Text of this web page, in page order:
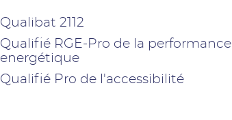
Qualibat 2112
Qualifié RGE-Pro de la performance
energétique
Qualifié Pro de l'accessibilité